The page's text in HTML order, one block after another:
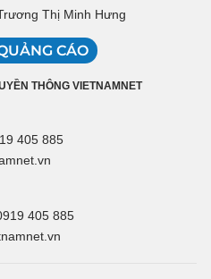
Thị Minh Hưng
CÁO
THÔNG VIETNAMNET
405 885
405 885